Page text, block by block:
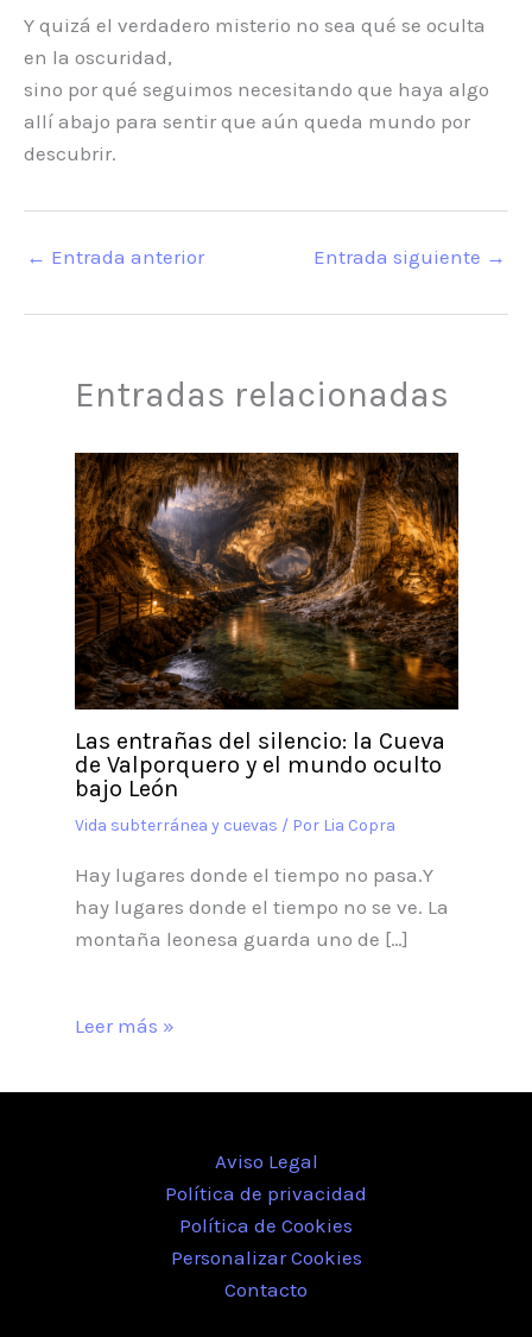
Y quizá el verdadero misterio no sea qué se oculta
en la oscuridad,
sino por qué seguimos necesitando que haya algo
allí abajo para sentir que aún queda mundo por
descubrir.
← Entrada anterior Entrada siguiente →
Entradas relacionadas
Las entrañas del silencio: la Cueva
de Valporquero y el mundo oculto
bajo León
Vida subterránea y cuevas / Por Lia Copra
Hay lugares donde el tiempo no pasa.Y
hay lugares donde el tiempo no se ve. La
montaña leonesa guarda uno de […]
Leer más »
Aviso Legal
Política de privacidad
Política de Cookies
Personalizar Cookies
Contacto